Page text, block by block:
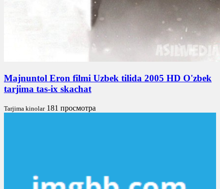
Majnuntol Eron filmi Uzbek tilida 2005 HD O'zbek
tarjima tas-ix skachat
Tarjima kinolar 181 просмотра